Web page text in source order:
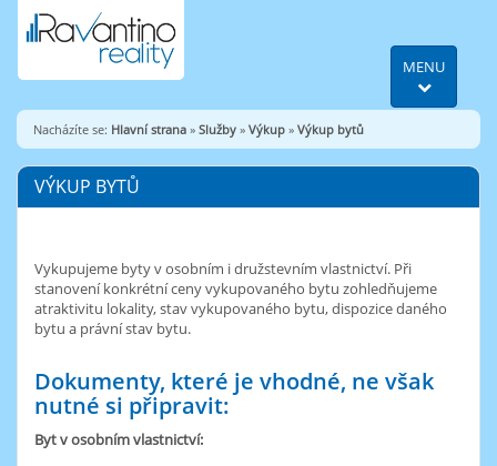
MENU
Nacházíte se: Hlavní strana » Služby » Výkup » Výkup bytů
VÝKUP BYTŮ
Vykupujeme byty v osobním i družstevním vlastnictví. Při
stanovení konkrétní ceny vykupovaného bytu zohledňujeme
atraktivitu lokality, stav vykupovaného bytu, dispozice daného
bytu a právní stav bytu.
Dokumenty, které je vhodné, ne však
nutné si připravit:
Byt v osobním vlastnictví: